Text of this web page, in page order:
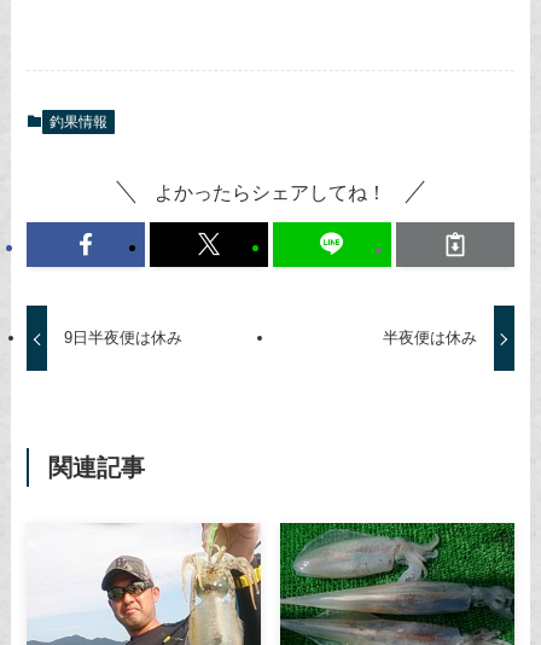
釣果情報
よかったらシェアしてね！
9日半夜便は休み 半夜便は休み
関連記事